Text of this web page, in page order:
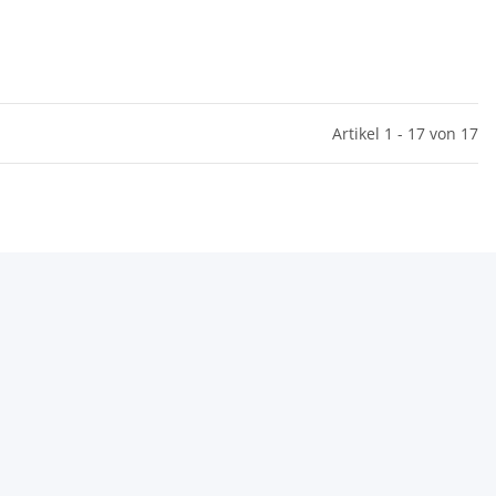
Artikel 1 - 17 von 17